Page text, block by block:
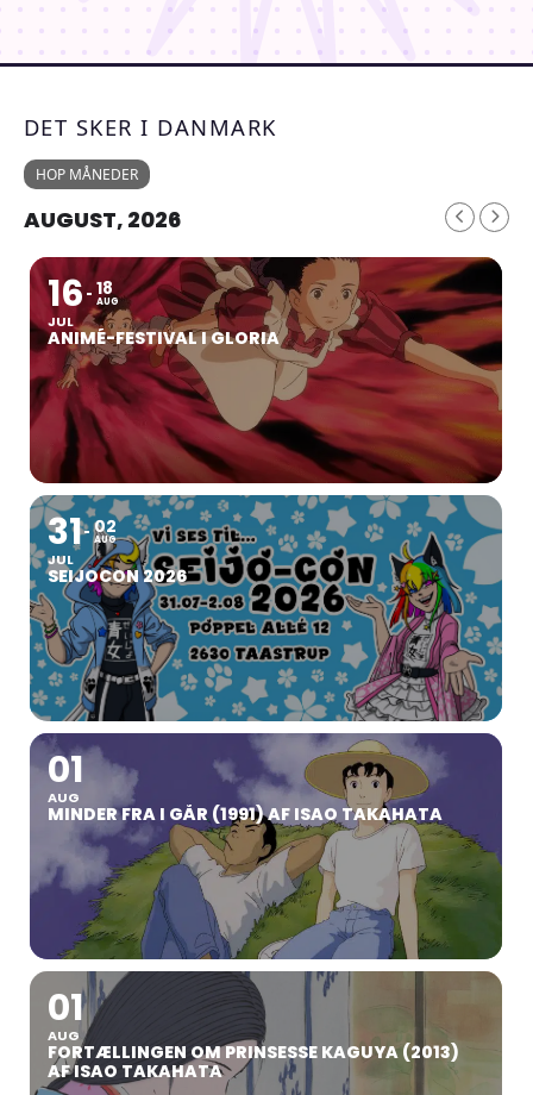
DET SKER I DANMARK
HOP MÅNEDER
AUGUST, 2026
16
JUL
18
AUG
ANIMÉ-FESTIVAL I GLORIA
31
JUL
02
AUG
SEIJOCON 2026
01
AUG
MINDER FRA I GÅR (1991) AF ISAO TAKAHATA
01
AUG
FORTÆLLINGEN OM PRINSESSE KAGUYA (2013)
AF ISAO TAKAHATA